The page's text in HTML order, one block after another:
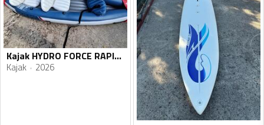
Kajak HYDRO FORCE RAPID X3 KAYAK SET
Kajak 2026